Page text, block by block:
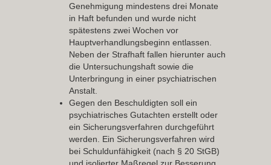
Genehmigung mindestens drei Monate
in Haft befunden und wurde nicht
spätestens zwei Wochen vor
Hauptverhandlungsbeginn entlassen.
Neben der Strafhaft fallen hierunter auch
die Untersuchungshaft sowie die
Unterbringung in einer psychiatrischen
Anstalt.
Gegen den Beschuldigten soll ein
psychiatrisches Gutachten erstellt oder
ein Sicherungsverfahren durchgeführt
werden. Ein Sicherungsverfahren wird
bei Schuldunfähigkeit (nach § 20 StGB)
und isolierter Maßregel zur Besserung